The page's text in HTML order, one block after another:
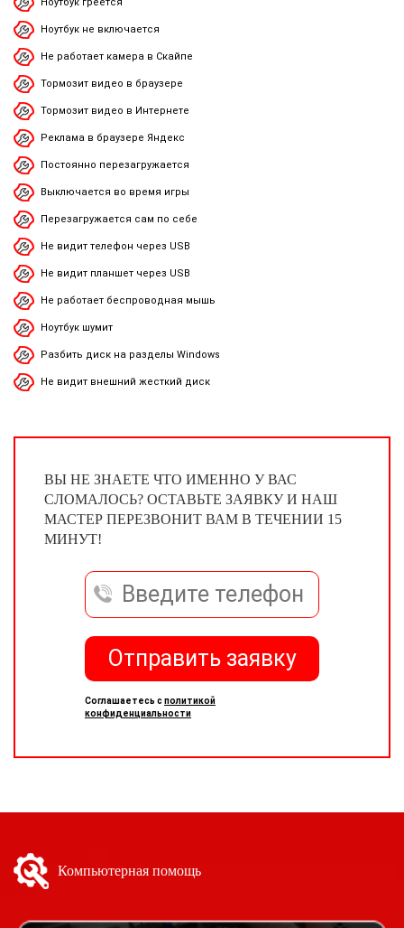
Ноутбук греется
Ноутбук не включается
Не работает камера в Скайпе
Тормозит видео в браузере
Тормозит видео в Интернете
Реклама в браузере Яндекс
Постоянно перезагружается
Выключается во время игры
Перезагружается сам по себе
Не видит телефон через USB
Не видит планшет через USB
Не работает беспроводная мышь
Ноутбук шумит
Разбить диск на разделы Windows
Не видит внешний жесткий диск
ВЫ НЕ ЗНАЕТЕ ЧТО ИМЕННО У ВАС
СЛОМАЛОСЬ? ОСТАВЬТЕ ЗАЯВКУ И НАШ
МАСТЕР ПЕРЕЗВОНИТ ВАМ В ТЕЧЕНИИ 15
МИНУТ!
Отправить заявку
Соглашаетесь с политикой
конфиденциальности
Компьютерная помощь